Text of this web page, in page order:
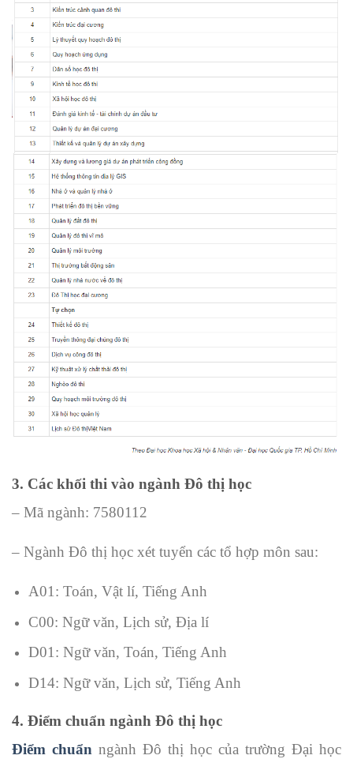
3. Các khối thi vào ngành Đô thị học
– Mã ngành: 7580112
– Ngành Đô thị học xét tuyển các tổ hợp môn sau:
A01: Toán, Vật lí, Tiếng Anh
C00: Ngữ văn, Lịch sử, Địa lí
D01: Ngữ văn, Toán, Tiếng Anh
D14: Ngữ văn, Lịch sử, Tiếng Anh
4. Điểm chuẩn ngành Đô thị học
Điểm chuẩn ngành Đô thị học của trường Đại học